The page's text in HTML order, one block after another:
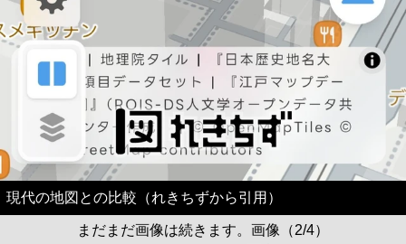
現代の地図との比較（れきちずから引用）
まだまだ画像は続きます。画像（2/4）